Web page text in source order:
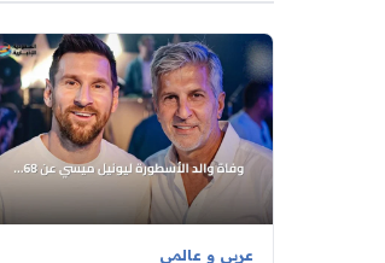
عربي و عالمي